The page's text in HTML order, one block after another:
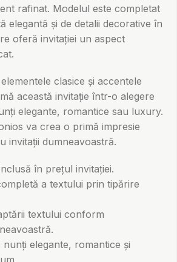
rafinat. Modelul este completat
elegantă și de detalii decorative în
oferă invitației un aspect
clasice și accentele
această invitație într-o alegere
elegante, romantice sau luxury.
va crea o primă impresie
invitații dumneavoastră.
în prețul invitației.
a textului prin tipărire
textului conform
elegante, romantice și